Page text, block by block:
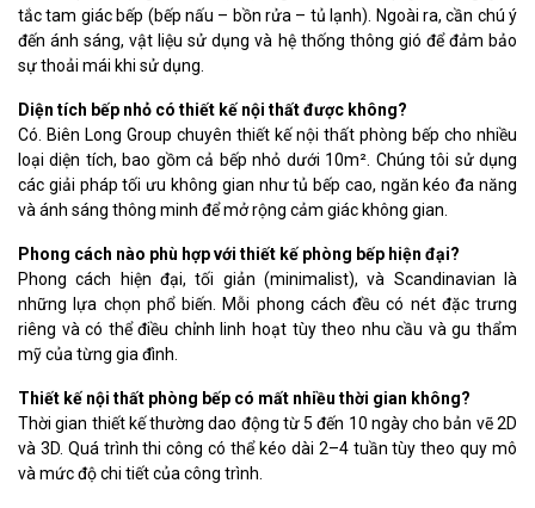
tắc tam giác bếp (bếp nấu – bồn rửa – tủ lạnh). Ngoài ra, cần chú ý
đến ánh sáng, vật liệu sử dụng và hệ thống thông gió để đảm bảo
sự thoải mái khi sử dụng.
Diện tích bếp nhỏ có thiết kế nội thất được không?
Có. Biên Long Group chuyên thiết kế nội thất phòng bếp cho nhiều
loại diện tích, bao gồm cả bếp nhỏ dưới 10m². Chúng tôi sử dụng
các giải pháp tối ưu không gian như tủ bếp cao, ngăn kéo đa năng
và ánh sáng thông minh để mở rộng cảm giác không gian.
Phong cách nào phù hợp với thiết kế phòng bếp hiện đại?
Phong cách hiện đại, tối giản (minimalist), và Scandinavian là
những lựa chọn phổ biến. Mỗi phong cách đều có nét đặc trưng
riêng và có thể điều chỉnh linh hoạt tùy theo nhu cầu và gu thẩm
mỹ của từng gia đình.
Thiết kế nội thất phòng bếp có mất nhiều thời gian không?
Thời gian thiết kế thường dao động từ 5 đến 10 ngày cho bản vẽ 2D
và 3D. Quá trình thi công có thể kéo dài 2–4 tuần tùy theo quy mô
và mức độ chi tiết của công trình.